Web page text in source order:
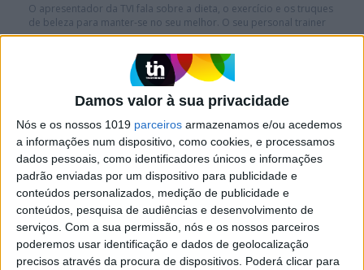
Damos valor à sua privacidade
Nós e os nossos 1019 parceiros armazenamos e/ou acedemos
a informações num dispositivo, como cookies, e processamos
dados pessoais, como identificadores únicos e informações
padrão enviadas por um dispositivo para publicidade e
conteúdos personalizados, medição de publicidade e
conteúdos, pesquisa de audiências e desenvolvimento de
serviços. Com a sua permissão, nós e os nossos parceiros
poderemos usar identificação e dados de geolocalização
precisos através da procura de dispositivos. Poderá clicar para
O apresentador da TVI fala sobre a dieta, o exercício e os truques
de beleza para manter-se no seu melhor. O seu personal trainer
explica ainda todo o plano de treino
Cristina Ferreira e Cláudio Ramos contam como
reagiram ao sismo
SITES DO GRUPO TRUST IN NEWS
Visão Activa